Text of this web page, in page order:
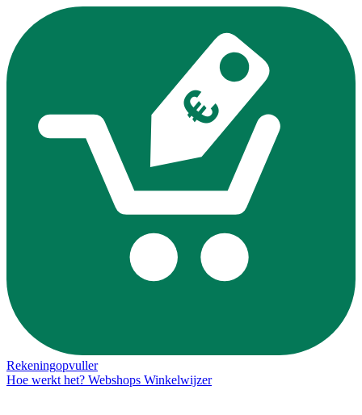
Rekeningopvuller
Hoe werkt het? Webshops Winkelwijzer